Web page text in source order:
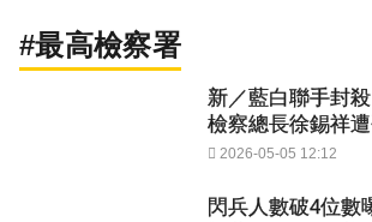
#最高檢察署
新／藍白聯手封
檢察總長徐錫祥
2026-05-05 12:12
閃兵人數破4位數